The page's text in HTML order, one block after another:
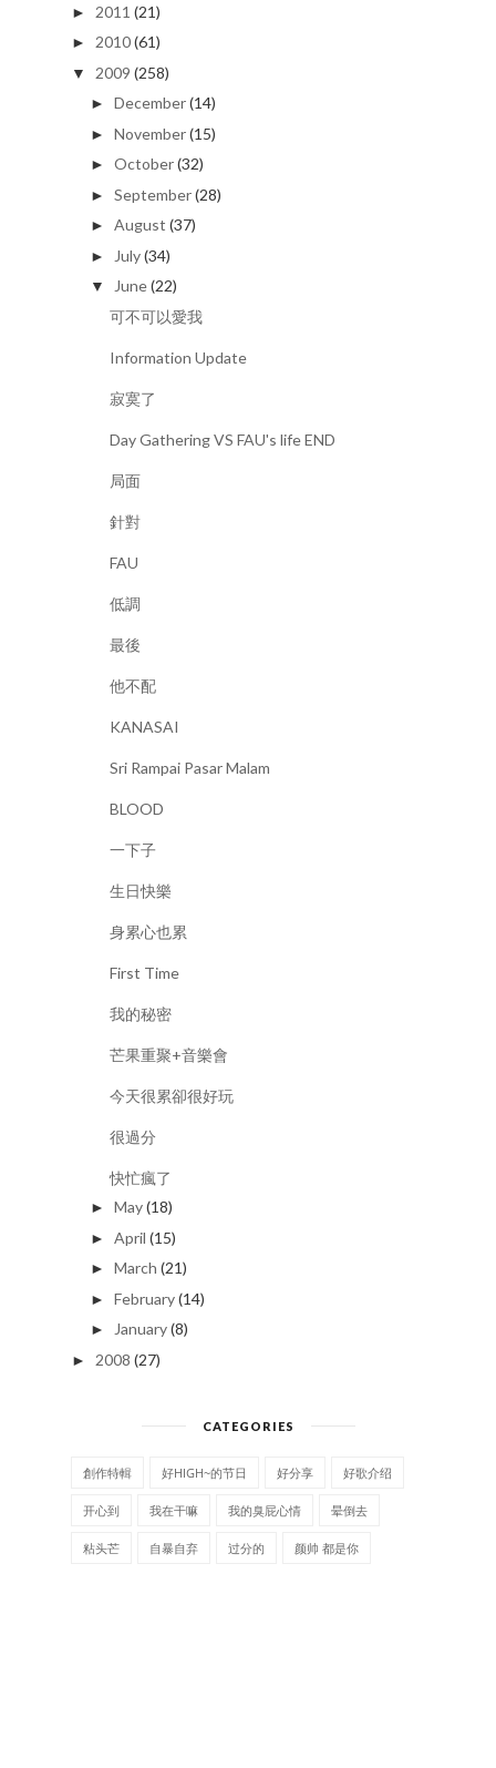
► 2011 (21)
► 2010(61)
▼ 2009 (258)
► December(14)
► November(15)
► October(32)
► September(28)
► August (37)
► July(34)
▼ June(22)
可不可以愛我
Information Update
寂寞了
Day Gathering VS FAU's life END
局面
針對
FAU
低調
最後
他不配
KANASAI
Sri Rampai Pasar Malam
BLOOD
一下子
生日快樂
身累心也累
First Time
我的秘密
芒果重聚+音樂會
今天很累卻很好玩
很過分
快忙瘋了
► May(18)
► April (15)
► March (21)
► February(14)
► January(8)
► 2008 (27)
CATEGORIES
創作特輯 好HIGH~的节日 好分享 好歌介绍
开心到 我在干嘛 我的臭屁心情 晕倒去
粘头芒 自暴自弃 过分的 颜帅 都是你